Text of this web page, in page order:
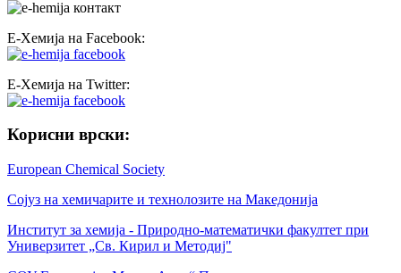
Е-Хемија на Facebook:
Е-Хемија на Twitter:
Корисни врски:
European Chemical Society
Сојуз на хемичарите и технолозите на Македонија
Институт за хемија - Природно-математички факултет при
Универзитет „Св. Кирил и Методиј"